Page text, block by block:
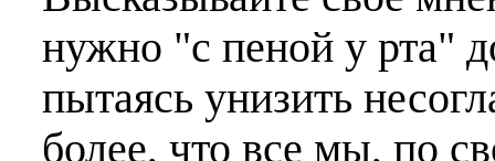
нужно "с пеной у рта"
пытаясь унизить
более, что все мы, по